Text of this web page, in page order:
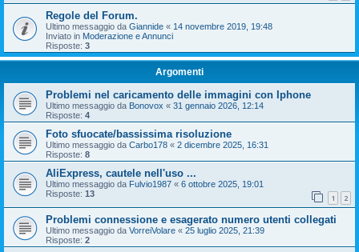
Regole del Forum.
Ultimo messaggio da Giannide « 14 novembre 2019, 19:48
Inviato in Moderazione e Annunci
Risposte: 3
Argomenti
Problemi nel caricamento delle immagini con Iphone
Ultimo messaggio da Bonovox « 31 gennaio 2026, 12:14
Risposte: 4
Foto sfuocate/bassissima risoluzione
Ultimo messaggio da Carbo178 « 2 dicembre 2025, 16:31
Risposte: 8
AliExpress, cautele nell'uso ...
Ultimo messaggio da Fulvio1987 « 6 ottobre 2025, 19:01
Risposte: 13 1 2
Problemi connessione e esagerato numero utenti collegati
Ultimo messaggio da VorreiVolare « 25 luglio 2025, 21:39
Risposte: 2